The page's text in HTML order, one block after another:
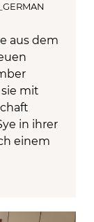
aus dem
mit
in ihrer
einem